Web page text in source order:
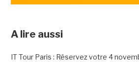
A lire aussi
IT Tour Paris : Réservez votre 4